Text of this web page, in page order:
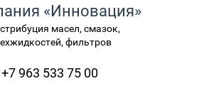
«Инновация»
масел, смазок,
фильтров
+7 963 533 75 00